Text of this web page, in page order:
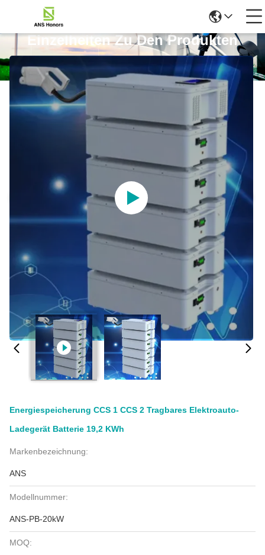
Einzelheiten Zu Den Produkten
Energiespeicherung CCS 1 CCS 2 Tragbares Elektroauto-
Ladegerät Batterie 19,2 KWh
Markenbezeichnung:
ANS
Modellnummer:
ANS-PB-20kW
MOQ: